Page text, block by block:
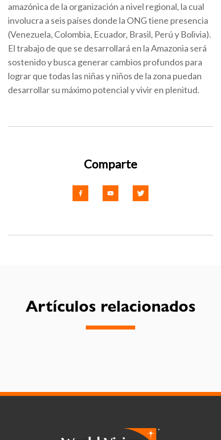
amazónica de la organización a nivel regional, la cual
involucra a seis países donde la ONG tiene presencia
(Venezuela, Colombia, Ecuador, Brasil, Perú y Bolivia).
El trabajo de que se desarrollará en la Amazonia será
sostenido y busca generar cambios profundos para
lograr que todas las niñas y niños de la zona puedan
desarrollar su máximo potencial y vivir en plenitud.
Comparte
Artículos relacionados